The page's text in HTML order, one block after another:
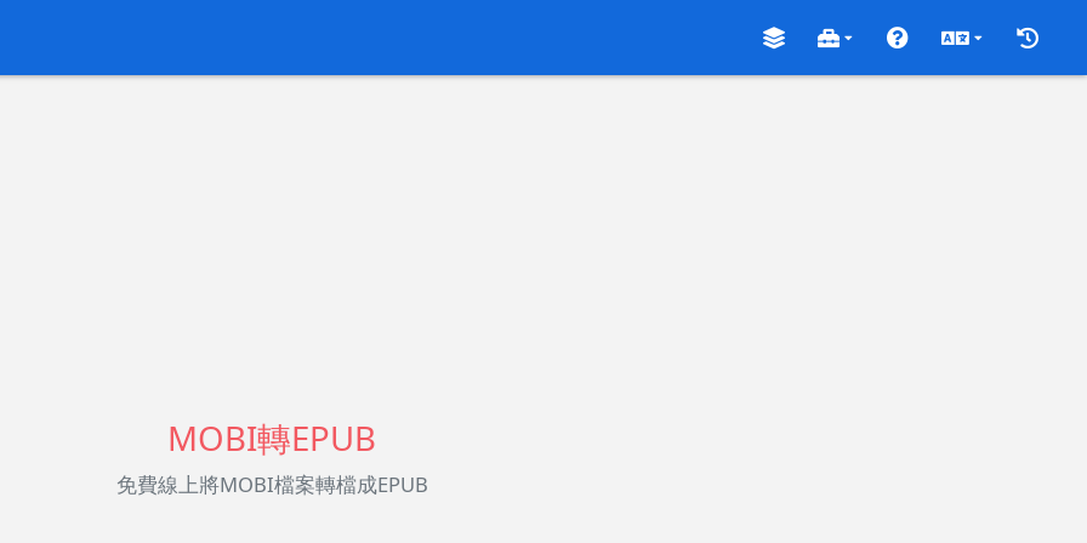
MOBI轉EPUB
免費線上將MOBI檔案轉檔成EPUB